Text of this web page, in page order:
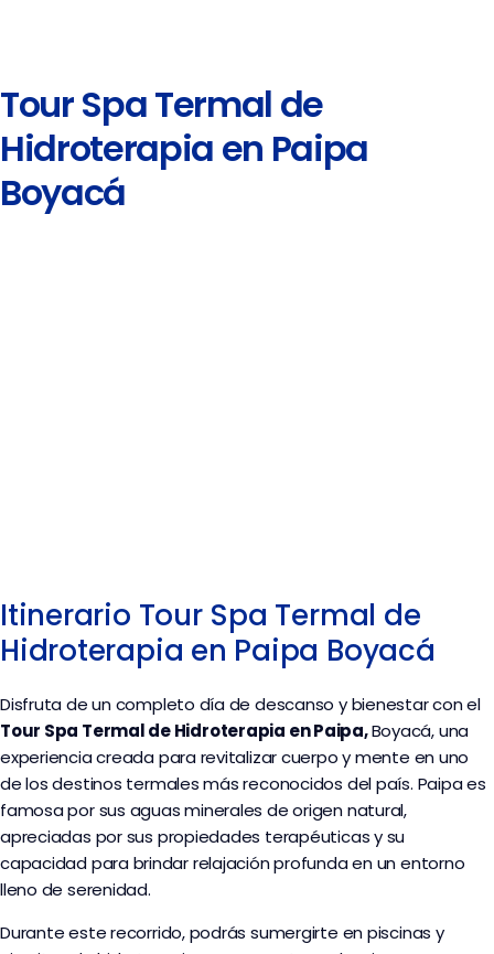
Tour Spa Termal de
Hidroterapia en Paipa
Boyacá
Itinerario Tour Spa Termal de
Hidroterapia en Paipa Boyacá
Disfruta de un completo día de descanso y bienestar con el
Tour Spa Termal de Hidroterapia en Paipa,Boyacá, una
experiencia creada para revitalizar cuerpo y mente en uno
de los destinos termales más reconocidos del país. Paipa es
famosa por sus aguas minerales de origen natural,
apreciadas por sus propiedades terapéuticas y su
capacidad para brindar relajación profunda en un entorno
lleno de serenidad.
Durante este recorrido, podrás sumergirte en piscinas y